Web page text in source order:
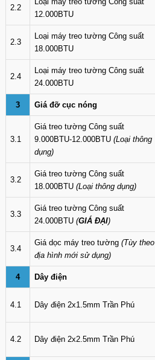
2.2
12.000BTU
2.3
Loại máy treo tường Công suất
18.000BTU
2.4
Loại máy treo tường Công suất
24.000BTU
3 Giá đỡ cục nóng
3.1
Giá treo tường Công suất
9.000BTU-12.000BTU (Loại thông
dụng)
3.2
Giá treo tường Công suất
18.000BTU (Loại thông dụng)
3.3
Giá treo tường Công suất
24.000BTU (GIÁ ĐẠI)
3.4
Giá dọc máy treo tường (Tùy theo
địa hình mới sử dụng)
4 Dây điện
4.1 Dây điện 2x1.5mm Trần Phú
4.2 Dây điện 2x2.5mm Trần Phú